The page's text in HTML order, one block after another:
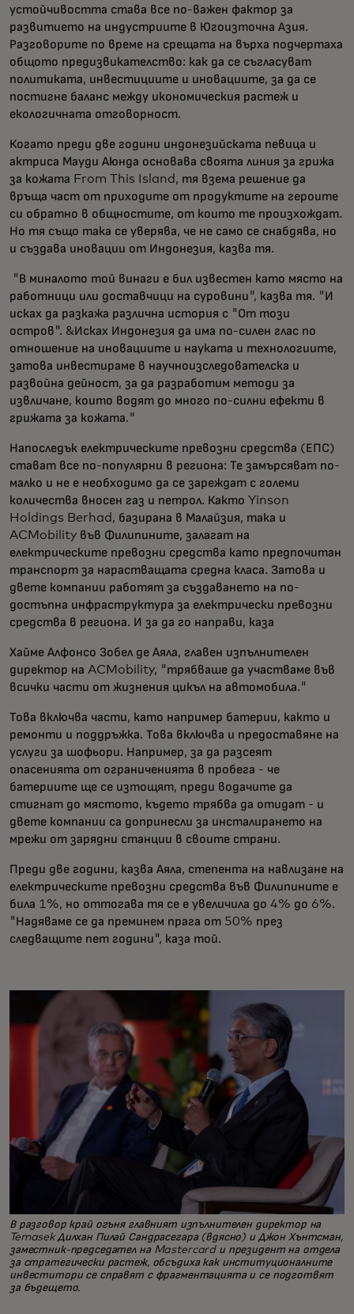
устойчивостта става все по-важен фактор за
развитието на индустриите в Югоизточна Азия.
Разговорите по време на срещата на върха подчертаха
общото предизвикателство: как да се съгласуват
политиката, инвестициите и иновациите, за да се
постигне баланс между икономическия растеж и
екологичната отговорност.
Когато преди две години индонезийската певица и
актриса Мауди Аюнда основава своята линия за грижа
за кожата From This Island, тя взема решение да
връща част от приходите от продуктите на героите
си обратно в общностите, от които те произхождат.
Но тя също така се уверява, че не само се снабдява, но
и създава иновации от Индонезия, казва тя.
"В миналото той винаги е бил известен като място на
работници или доставчици на суровини", казва тя. "И
исках да разкажа различна история с "От този
остров". &Исках Индонезия да има по-силен глас по
отношение на иновациите и науката и технологиите,
затова инвестираме в научноизследователска и
развойна дейност, за да разработим методи за
извличане, които водят до много по-силни ефекти в
грижата за кожата."
Напоследък електрическите превозни средства (ЕПС)
стават все по-популярни в региона: Те замърсяват по-
малко и не е необходимо да се зареждат с големи
количества вносен газ и петрол. Както Yinson
Holdings Berhad, базирана в Малайзия, така и
ACMobility във Филипините, залагат на
електрическите превозни средства като предпочитан
транспорт за нарастващата средна класа. Затова и
двете компании работят за създаването на по-
достъпна инфраструктура за електрически превозни
средства в региона. И за да го направи, каза
Хайме Алфонсо Зобел де Аяла, главен изпълнителен
директор на ACMobility, "трябваше да участваме във
всички части от жизнения цикъл на автомобила."
Това включва части, като например батерии, както и
ремонти и поддръжка. Това включва и предоставяне на
услуги за шофьори. Например, за да разсеят
опасенията от ограниченията в пробега - че
батериите ще се изтощят, преди водачите да
стигнат до мястото, където трябва да отидат - и
двете компании са допринесли за инсталирането на
мрежи от зарядни станции в своите страни.
Преди две години, казва Аяла, степента на навлизане на
електрическите превозни средства във Филипините е
била 1%, но оттогава тя се е увеличила до 4% до 6%.
"Надяваме се да преминем прага от 50% през
следващите пет години", каза той.
В разговор край огъня главният изпълнителен директор на
Temasek Дилхан Пилай Сандрасегара (вдясно) и Джон Хънтсман,
заместник-председател на Mastercard и президент на отдела
за стратегически растеж, обсъдиха как институционалните
инвеститори се справят с фрагментацията и се подготвят
за бъдещето.